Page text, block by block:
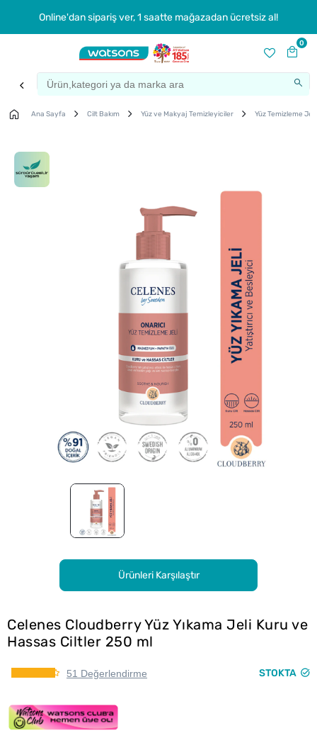
Online'dan sipariş ver, 1 saatte mağazadan ücretsiz al!
0
Ana Sayfa Cilt Bakım Yüz ve Makyaj Temizleyiciler Yüz Temizleme Jeli
Ürünleri Karşılaştır
Celenes Cloudberry Yüz Yıkama Jeli Kuru ve
Hassas Ciltler 250 ml
51 Değerlendirme STOKTA